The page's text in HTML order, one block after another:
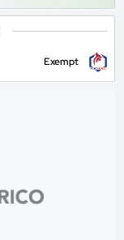
Exempt